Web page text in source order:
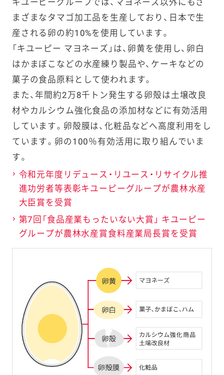
キユーピーグループでは、マヨネーズ以外にもさ
まざまなタマゴ加工品を生産しており、日本で生
産される卵の約10%を使用しています。
「キユーピー マヨネーズ」は、卵黄を使用し、卵白
はかまぼこなどの水産練り製品や、ケーキなどの
菓子の食品原料として使われます。
また、年間約2万8千トン発生する卵殻は土壌改良
材やカルシウム強化食品の添加材などに有効活用
しています。卵殻膜は、化粧品などへ高度利用をし
ています。卵の100％有効活用に取り組んでいま
す。
令和元年度リデュース・リユース・リサイクル推
進功労者等表彰キユーピーグループが農林水産
大臣賞を受賞
第7回「食品産業もったいない大賞」 キユーピー
グループが農林水産賞食料産業局長賞を受賞